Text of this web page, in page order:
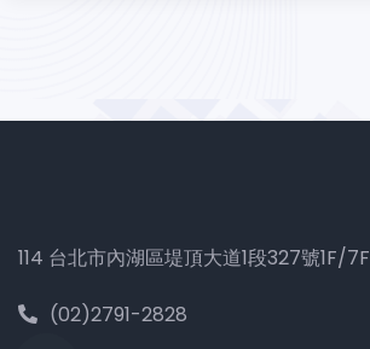
114 台北市內湖區堤頂大道1段327號1F/7F
(02)2791-2828